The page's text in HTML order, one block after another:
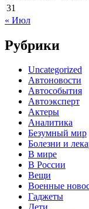
31
« Июл
Рубрики
Uncategorized
Автоновости
Автособытия
Автоэксперт
Актеры
Аналитика
Безумный мир
Болезни и
В мире
В России
Вещи
Военные
Гаджеты